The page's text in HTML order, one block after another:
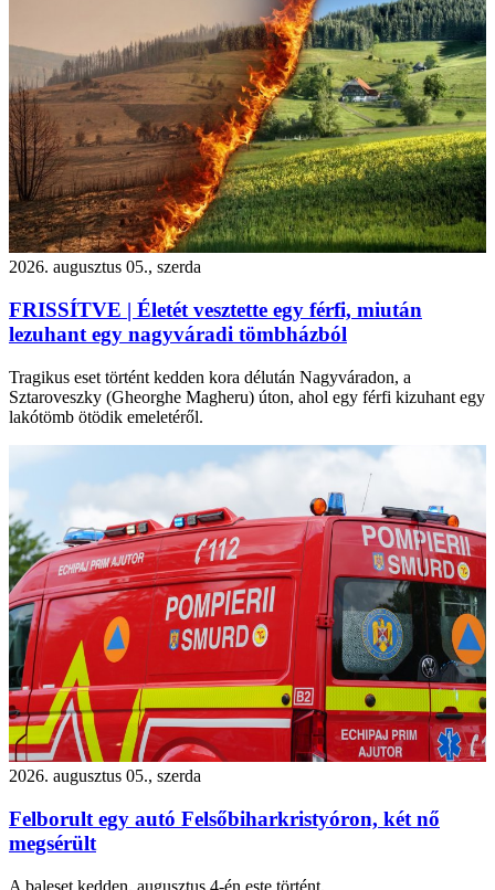
2026. augusztus 05., szerda
FRISSÍTVE | Életét vesztette egy férfi, miután
lezuhant egy nagyváradi tömbházból
Tragikus eset történt kedden kora délután Nagyváradon, a
Sztaroveszky (Gheorghe Magheru) úton, ahol egy férfi kizuhant egy
lakótömb ötödik emeletéről.
2026. augusztus 05., szerda
Felborult egy autó Felsőbiharkristyóron, két nő
megsérült
A baleset kedden, augusztus 4-én este történt.